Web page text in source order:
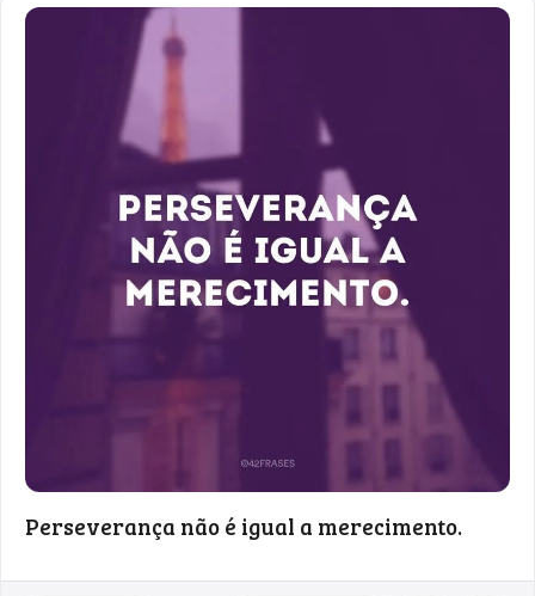
Perseverança não é igual a merecimento.